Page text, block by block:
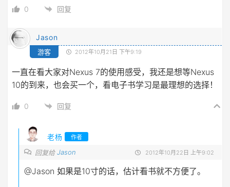
0 回复
Jason
游客 2012年10月21日 下午9:19
一直在看大家对Nexus 7的使用感受，我还是想等Nexus
10的到来，也会买一个，看电子书学习是最理想的选择！
0 回复
老杨 作者
回复给Jason 2012年10月22日 上午9:02
@Jason 如果是10寸的话，估计看书就不方便了。